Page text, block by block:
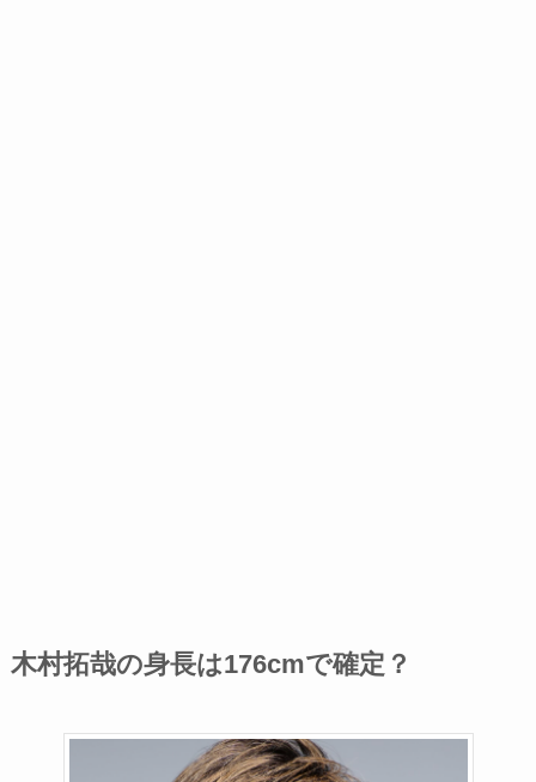
木村拓哉の身長は176cmで確定？